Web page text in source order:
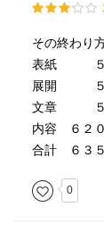
その終わり
表紙 ５
展開 ５点
文章 ５
内容 ６２
合計 ６３
0